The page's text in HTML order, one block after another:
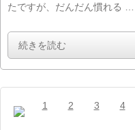
たですが、だんだん慣れる …
続きを読む
1 2 3 4